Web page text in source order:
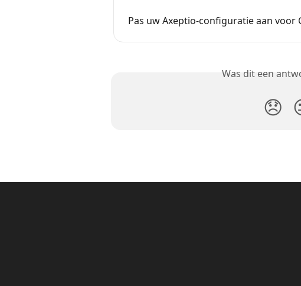
Pas uw Axeptio-configuratie aan voor
Was dit een
😞